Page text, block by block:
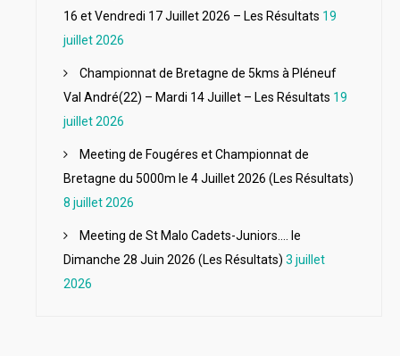
16 et Vendredi 17 Juillet 2026 – Les Résultats 19
juillet 2026
Championnat de Bretagne de 5kms à Pléneuf
Val André(22) – Mardi 14 Juillet – Les Résultats 19
juillet 2026
Meeting de Fougéres et Championnat de
Bretagne du 5000m le 4 Juillet 2026 (Les Résultats)
8 juillet 2026
Meeting de St Malo Cadets-Juniors…. le
Dimanche 28 Juin 2026 (Les Résultats) 3 juillet
2026